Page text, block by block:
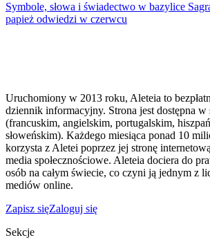
Symbole, słowa i świadectwo w bazylice
papież odwiedzi w czerwcu
Uruchomiony w 2013 roku, Aleteia to
dziennik informacyjny. Strona jest dostępna w
(francuskim, angielskim, portugalskim,
słoweńskim). Każdego miesiąca ponad 10
korzysta z Aletei poprzez jej stronę
media społecznościowe. Aleteia dociera do
osób na całym świecie, co czyni ją jednym z
mediów online.
Zapisz sięZaloguj się
Sekcje